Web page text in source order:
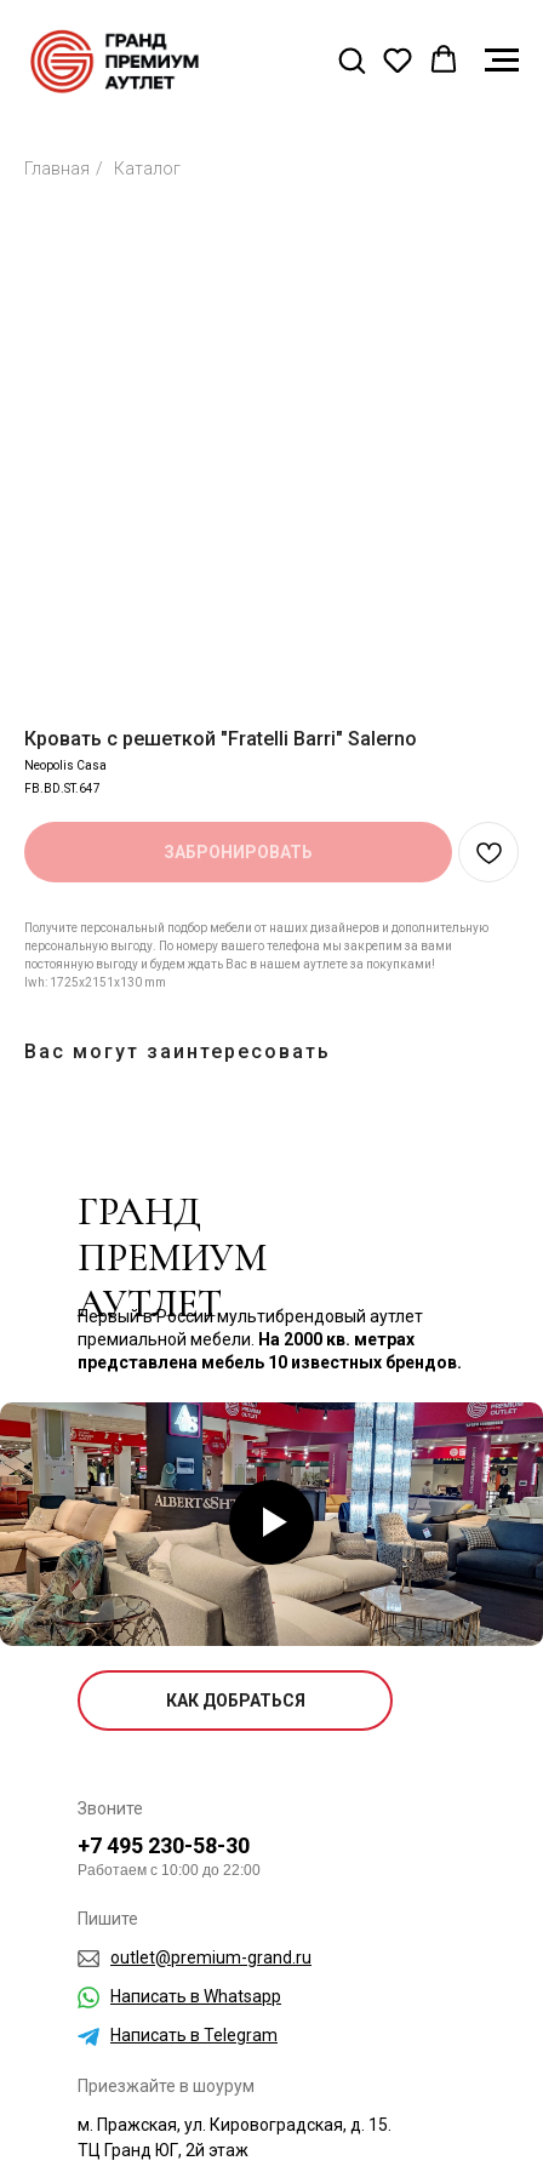
Главная / Каталог
Кровать с решеткой "Fratelli Barri" Salerno
Neopolis Casa
FB.BD.ST.647
ЗАБРОНИРОВАТЬ
Получите персональный подбор мебели от наших дизайнеров и дополнительную
персональную выгоду. По номеру вашего телефона мы закрепим за вами
постоянную выгоду и будем ждать Вас в нашем аутлете за покупками!
lwh: 1725x2151x130 mm
Вас могут заинтересовать
ГРАНД
ПРЕМИУМ
АУТЛЕТ
Первый в России мультибрендовый аутлет
премиальной мебели.
На 2000 кв. метрах
представлена мебель 10 известных брендов.
КАК ДОБРАТЬСЯ
outlet@premium-grand.ru
Написать в Whatsapp
Написать в Telegram
+7 495 230-58-30
Работаем с 10:00 до 22:00
м. Пражская, ул. Кировоградская, д. 15.
ТЦ Гранд ЮГ, 2й этаж
Звоните
Приезжайте в шоурум
Пишите